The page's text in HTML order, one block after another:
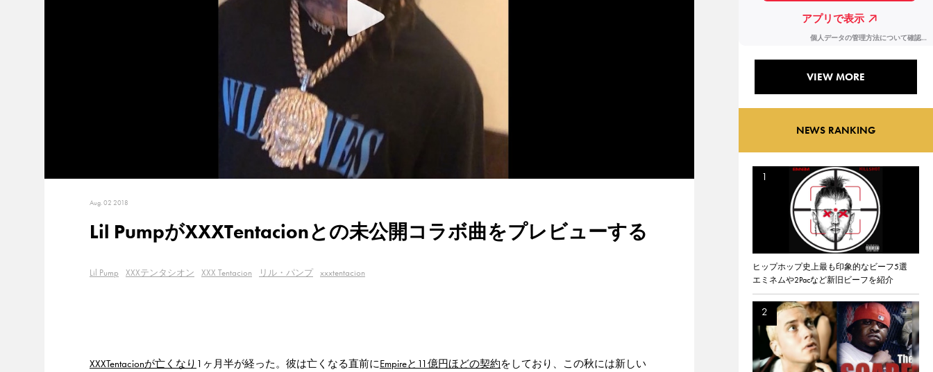
Aug. 02 2018
Lil PumpがXXXTentacionとの未公開コラボ曲をプレビューする
Lil Pump XXXテンタシオン XXX Tentacion リル・パンプ xxxtentacion
XXXTentacionが亡くなり 1ヶ月半が経った。彼は亡くなる直前にEmpireと11億円ほどの契約をしており、この秋には新しい
VIEW MORE
NEWS RANKING
ヒップホップ史上最も印象的なビーフ5選
エミネムや2Pacなど新旧ビーフを紹介